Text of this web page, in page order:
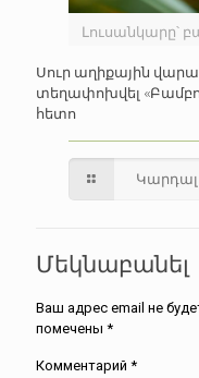
Լուսանկարը՝
Սուր աղիքային
տեղափոխվել
հետո
Կարդալ
Մեկնաբանել
Ваш адрес email не
помечены *
Комментарий *